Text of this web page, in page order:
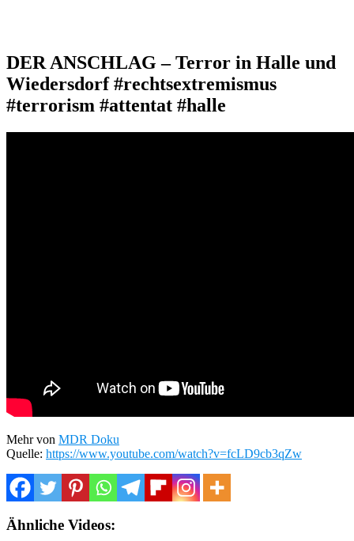
DER ANSCHLAG – Terror in Halle und
Wiedersdorf #rechtsextremismus
#terrorism #attentat #halle
Mehr von MDR Doku
Quelle: https://www.youtube.com/watch?v=fcLD9cb3qZw
Ähnliche Videos: